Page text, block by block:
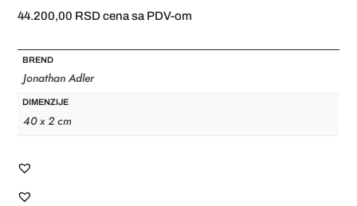
44.200,00 RSD cena sa PDV-om
BREND
Jonathan Adler
DIMENZIJE
40 x 2 cm